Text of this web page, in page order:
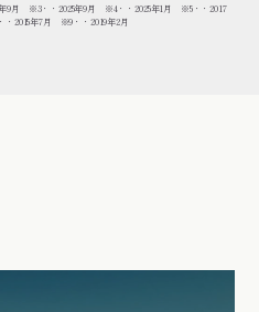
9月 ※3・・2025年9月 ※4・・2025年1月 ※5・・2017
2015年7月 ※9・・2019年2月